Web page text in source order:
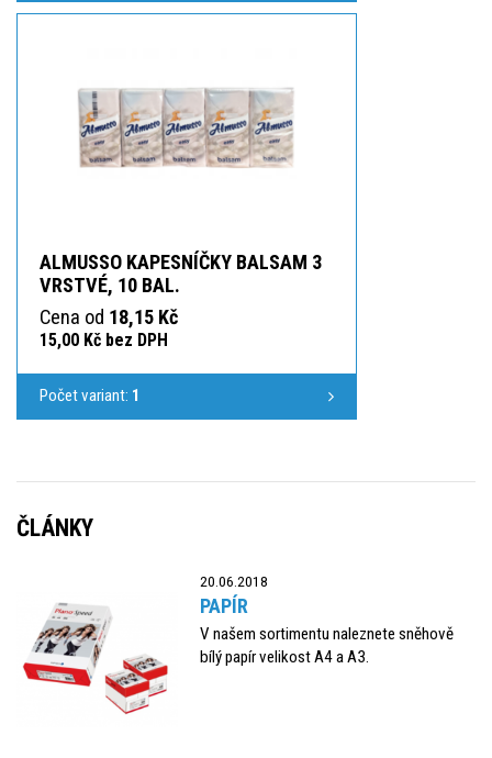
ALMUSSO KAPESNÍČKY BALSAM 3
VRSTVÉ, 10 BAL.
Cena od 18,15 Kč
15,00 Kč bez DPH
Počet variant: 1
ČLÁNKY
20.06.2018
PAPÍR
V našem sortimentu naleznete sněhově
bílý papír velikost A4 a A3.